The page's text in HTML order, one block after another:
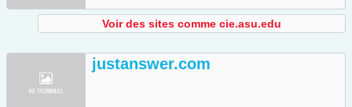
Voir des sites comme cie.asu.edu
justanswer.com